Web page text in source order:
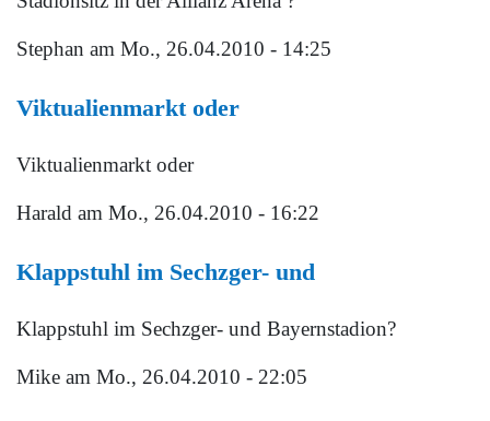
Stephan am Mo., 26.04.2010 - 14:25
Viktualienmarkt oder
Viktualienmarkt oder
Harald am Mo., 26.04.2010 - 16:22
Klappstuhl im Sechzger- und
Klappstuhl im Sechzger- und Bayernstadion?
Mike am Mo., 26.04.2010 - 22:05